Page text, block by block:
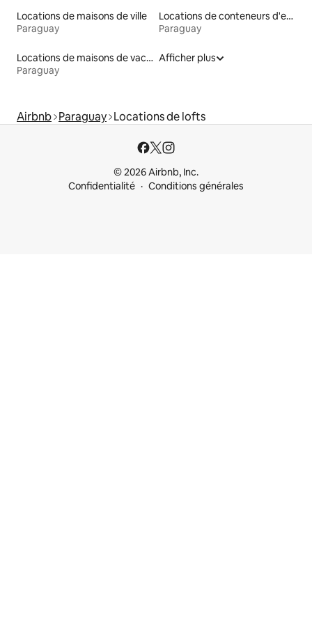
Locations de maisons de ville
Paraguay
Locations de conteneurs d'expédition
Paraguay
Locations de maisons de vacances
Paraguay
Afficher plus
Airbnb Paraguay Locations de lofts
© 2026 Airbnb, Inc.
Confidentialité
Conditions générales